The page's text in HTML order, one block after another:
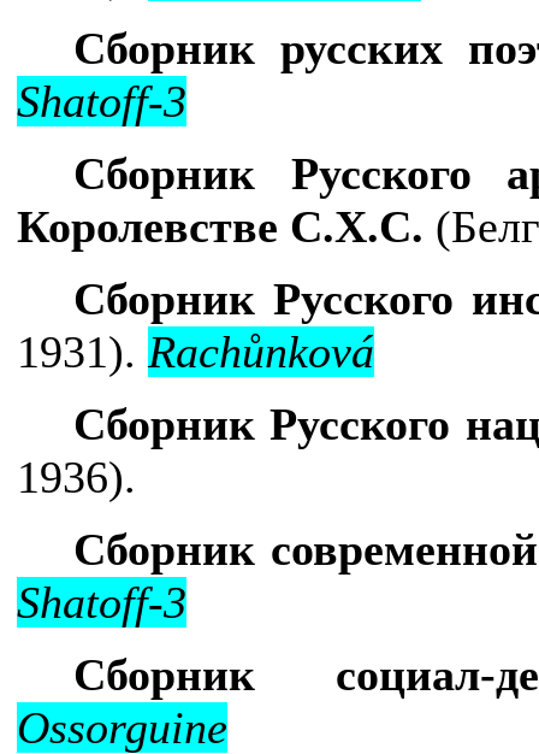
Сборник русских
Shatoff-3
Сборник Русского
Королевстве С.Х.С.
Сборник Русского
1931). Rachůnková
Сборник Русского
1936).
Сборник
Shatoff-3
Сборник социал-
Ossorguine